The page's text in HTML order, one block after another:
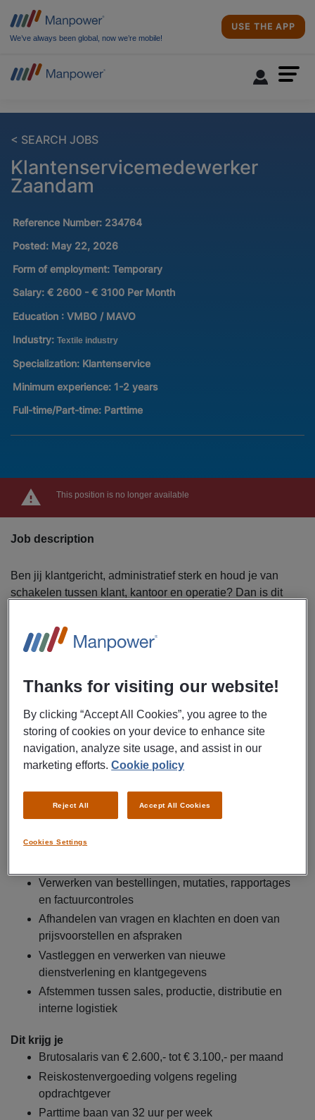
We’ve always been global, now we’re mobile!
USE THE APP
< SEARCH JOBS
Klantenservicemedewerker
Zaandam
Reference Number: 234764
Posted: May 22, 2026
Form of employment: Temporary
Salary: € 2600 - € 3100 Per Month
Education : VMBO / MAVO
Industry: Textile industry
Specialization: Klantenservice
Minimum experience: 1-2 years
Full-time/Part-time: Parttime
This position is no longer available
Job description
Ben jij klantgericht, administratief sterk en houd je van
schakelen tussen klant, kantoor en operatie? Dan is dit
klantenservice in Zaandam zorg jij dat klanten snel en
correct geholpen worden en dat alle processen achter de
€ 3.100,- per maand, ontvangt reiskostenvergoeding en
bouwt pensioen op. Solliciteer vandaag nog.
Uitzendbureau Manpower zoekt een medewerker
klantenservice voor een werkgever in Zaandam.
klant en interne afdelingen. Je werkt deels op kantoor en
hebt ook afstemming met de operationele afdeling. Jouw
Onderhouden van klantcontact en bieden van
Verwerken van bestellingen, mutaties, rapportages
en factuurcontroles
Afhandelen van vragen en klachten en doen van
prijsvoorstellen en afspraken
Vastleggen en verwerken van nieuwe
dienstverlening en klantgegevens
Afstemmen tussen sales, productie, distributie en
interne logistiek
Dit krijg je
Brutosalaris van € 2.600,- tot € 3.100,- per maand
Reiskostenvergoeding volgens regeling
opdrachtgever
Parttime baan van 32 uur per week
Thanks for visiting our website!
By clicking “Accept All Cookies”, you agree to the
storing of cookies on your device to enhance site
navigation, analyze site usage, and assist in our
marketing efforts.Cookie policy
Cookies Settings
Reject All Accept All Cookies